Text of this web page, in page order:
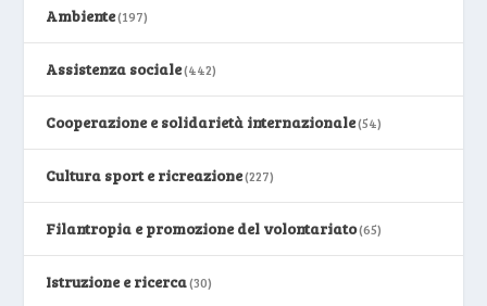
Ambiente(197)
Assistenza sociale(442)
Cooperazione e solidarietà internazionale(54)
Cultura sport e ricreazione(227)
Filantropia e promozione del volontariato(65)
Istruzione e ricerca(30)